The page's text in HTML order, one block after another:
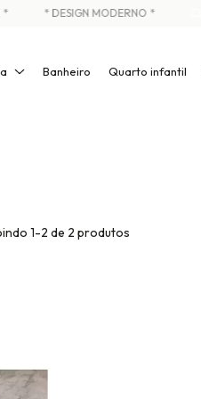
* DESIGN MODERNO *
Banheiro Quarto infantil
1-2 de 2 produtos